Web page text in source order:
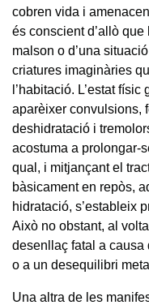
cobren vida i
és conscient d’allò que
malson o d’una
criatures imaginàries
l’habitació. L’estat
aparèixer convulsions,
deshidratació i
acostuma a prolongar-
qual, i mitjançant el
bàsicament en repòs,
hidratació, s’estableix
Això no obstant, al
desenllaç fatal a causa
o a un desequilibri
Una altra de les